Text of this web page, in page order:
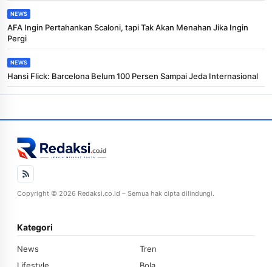
NEWS
AFA Ingin Pertahankan Scaloni, tapi Tak Akan Menahan Jika Ingin
Pergi
NEWS
Hansi Flick: Barcelona Belum 100 Persen Sampai Jeda Internasional
Copyright © 2026 Redaksi.co.id – Semua hak cipta dilindungi.
Kategori
News
Tren
Lifestyle
Bola